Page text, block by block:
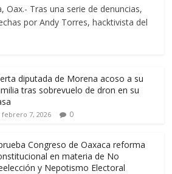
Oax.- Tras una serie de denuncias,
por Andy Torres, hacktivista del
diputada de Morena acoso a su
tras sobrevuelo de dron en su
febrero 7, 2026 0
Congreso de Oaxaca reforma
en materia de No
y Nepotismo Electoral